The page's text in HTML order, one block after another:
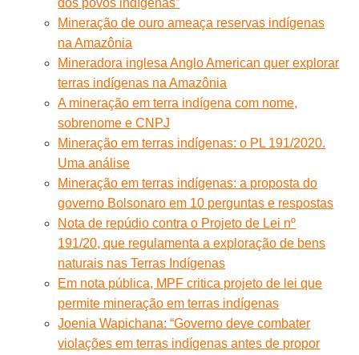
Mineração de ouro ameaça reservas indígenas
na Amazônia
Mineradora inglesa Anglo American quer explorar
terras indígenas na Amazônia
A mineração em terra indígena com nome,
sobrenome e CNPJ
Mineração em terras indígenas: o PL 191/2020.
Uma análise
Mineração em terras indígenas: a proposta do
governo Bolsonaro em 10 perguntas e respostas
Nota de repúdio contra o Projeto de Lei nº
191/20, que regulamenta a exploração de bens
naturais nas Terras Indígenas
Em nota pública, MPF critica projeto de lei que
permite mineração em terras indígenas
Joenia Wapichana: “Governo deve combater
violações em terras indígenas antes de propor